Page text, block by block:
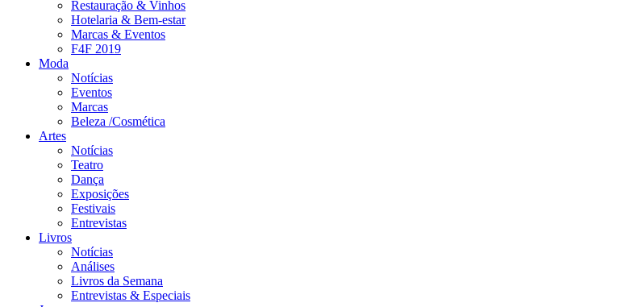
Restauração & Vinhos
Hotelaria & Bem-estar
Marcas & Eventos
F4F 2019
Moda
Notícias
Eventos
Marcas
Beleza /Cosmética
Artes
Notícias
Teatro
Dança
Exposições
Festivais
Entrevistas
Livros
Notícias
Análises
Livros da Semana
Entrevistas & Especiais